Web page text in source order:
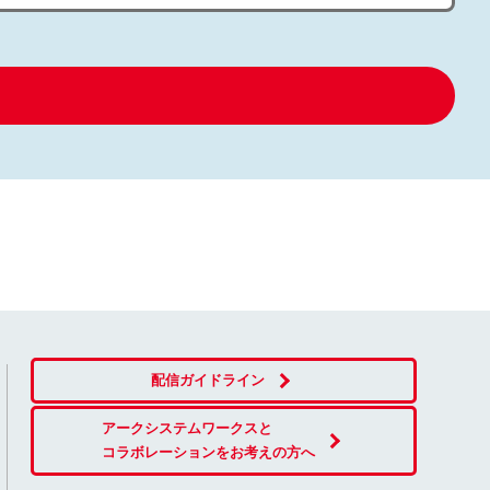
配信ガイドライン
アークシステムワークスと
コラボレーションをお考えの方へ